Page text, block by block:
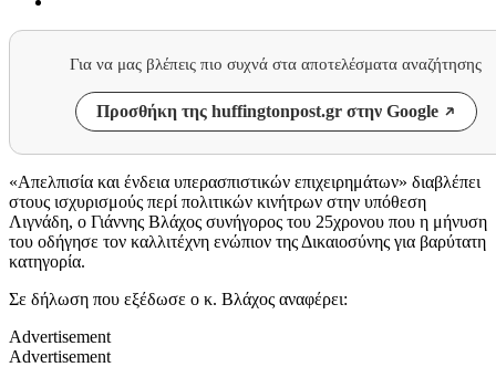
Για να μας βλέπεις πιο συχνά στα αποτελέσματα αναζήτησης
Προσθήκη της huffingtonpost.gr στην Google
«Απελπισία και ένδεια υπερασπιστικών επιχειρημάτων» διαβλέπει
στους ισχυρισμούς περί πολιτικών κινήτρων στην υπόθεση
Λιγνάδη, ο Γιάννης Βλάχος συνήγορος του 25χρονου που η μήνυση
του οδήγησε τον καλλιτέχνη ενώπιον της Δικαιοσύνης για βαρύτατη
κατηγορία.
Σε δήλωση που εξέδωσε ο κ. Βλάχος αναφέρει:
Advertisement
Advertisement